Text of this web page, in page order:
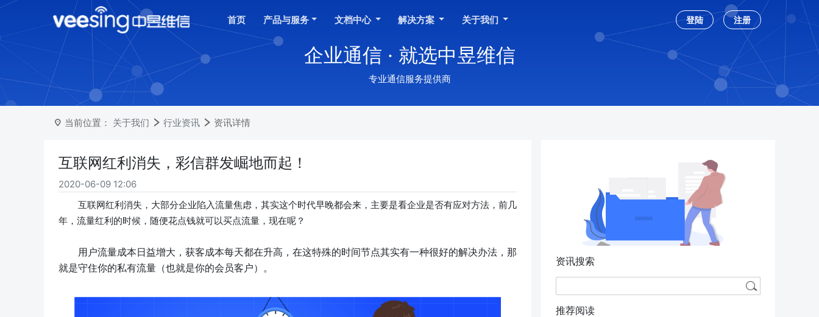
首页 产品与服务 文档中心 解决方案 关于我们 登陆 注册
企业通信 · 就选中昱维信
专业通信服务提供商
当前位置： 关于我们 行业资讯 资讯详情
互联网红利消失，彩信群发崛地而起！
2020-06-09 12:06
互联网红利消失，大部分企业陷入流量焦虑，其实这个时代早晚都会来，主要是看企业是否有应对方法，前几
年，流量红利的时候，随便花点钱就可以买点流量，现在呢？
用户流量成本日益增大，获客成本每天都在升高，在这特殊的时间节点其实有一种很好的解决办法，那
就是守住你的私有流量（也就是你的会员客户）。
资讯搜索
推荐阅读